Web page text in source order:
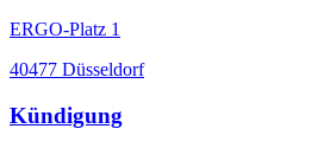
ERGO-Platz 1
40477 Düsseldorf
Kündigung